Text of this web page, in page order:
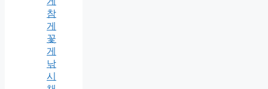
참
게
꽃
게
낚
시